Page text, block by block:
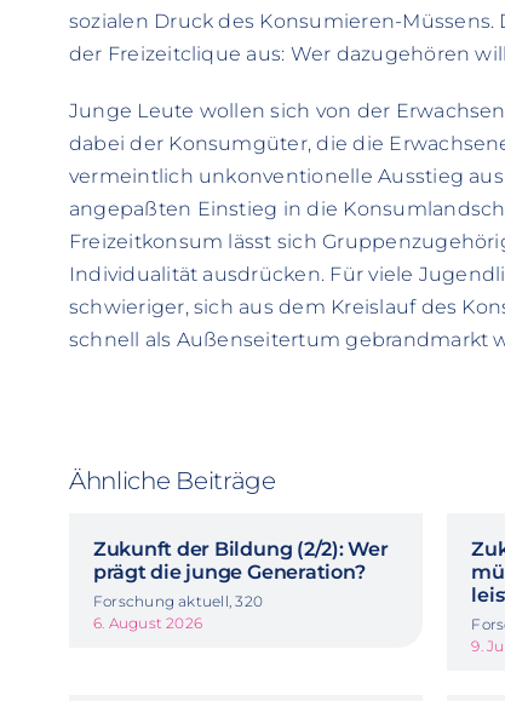
sozialen Druck des Konsumieren-
der Freizeitclique aus: Wer dazugehören
Junge Leute wollen sich von der
dabei der Konsumgüter, die die
vermeintlich unkonventionelle Ausstieg
angepaßten Einstieg in die
Freizeitkonsum lässt sich
Individualität ausdrücken. Für viele
schwieriger, sich aus dem Kreislauf des
schnell als Außenseitertum gebrandmarkt
Ähnliche Beiträge
Zukunft der Bildung (2/2): Wer
prägt die junge Generation?
Forschung aktuell, 320
6. August 2026
9.